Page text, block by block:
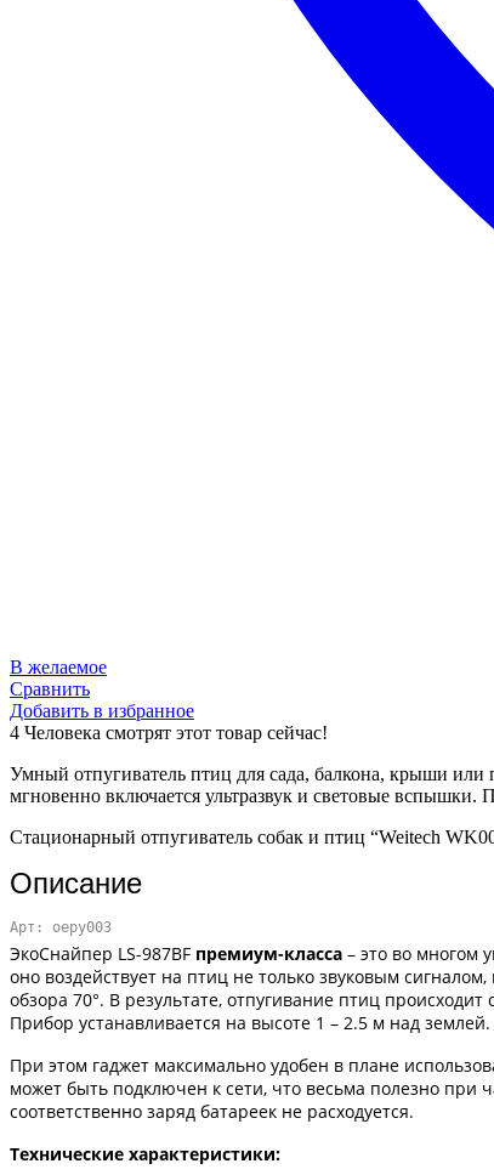
В желаемое
Сравнить
Добавить в избранное
4 Человека смотрят этот товар сейчас!
Умный отпугиватель птиц для сада, балкона, крыши
мгновенно включается ультразвук и световые вспышки.
Стационарный отпугиватель собак и птиц “Weitech
Описание
Арт: oepy003
ЭкоСнайпер LS-987BF премиум-класса – это во многом
оно воздействует на птиц не только звуковым
обзора 70°. В результате, отпугивание птиц
Прибор устанавливается на высоте 1 – 2.5 м над
При этом гаджет максимально удобен в плане
может быть подключен к сети, что весьма полезно при
соответственно заряд батареек не расходуется.
Технические характеристики: